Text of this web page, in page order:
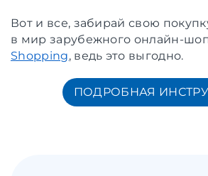
Вот и все, забирай свою
в мир зарубежного онлайн-
Shopping, ведь это выгодно.
ПОДРОБНАЯ